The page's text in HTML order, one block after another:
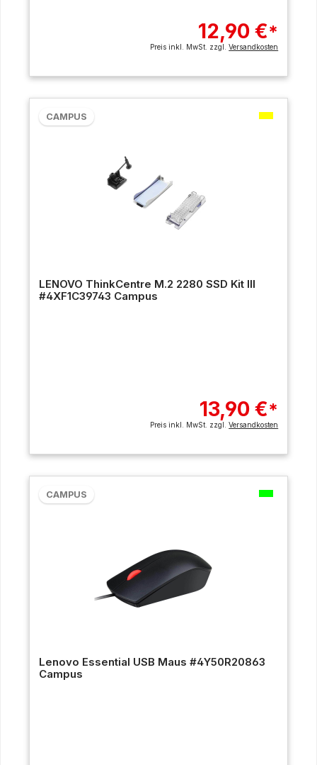
12,90 €*
Preis inkl. MwSt. zzgl.Versandkosten
CAMPUS
LENOVO ThinkCentre M.2 2280 SSD Kit III
#4XF1C39743 Campus
13,90 €*
Preis inkl. MwSt. zzgl.Versandkosten
CAMPUS
Lenovo Essential USB Maus #4Y50R20863
Campus